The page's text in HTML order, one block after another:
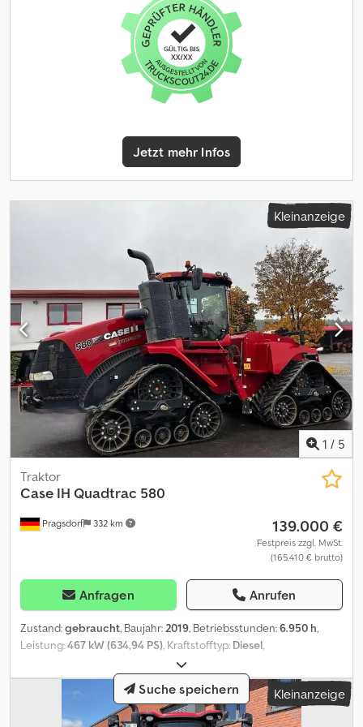
450 NX? Contact BIG Machinery for more information, inspection
details, or a quotation. We deliver worldwide and can arrange
complete export documentation and transport from our
headquarters in the Netherlands. Why Choose BIG Machinery? At
BIG Machinery, you benefit from over 30 years of experience in
the trade of new and used machines. With our headquarters in
expertise in sea transport, we ensure reliable and fast delivery
worldwide. We offer competitive market prices, carefully selected
machine quality, and the assurance of a long-term partnership.
efficient support from start to finish. Quality, speed, and reliability
– Buy BIG! = Weitere Informationen = Leergewicht: 2.900 kg
Jetzt mehr Infos
Kleinanzeige
1 / 5
Pragsdorf 332 km
Traktor
Case IH Quadtrac 580
139.000 €
Festpreis zzgl. MwSt.
(165.410 € brutto)
Anfragen Anrufen
Zustand:gebraucht, Baujahr:2019, Betriebsstunden:6.950 h,
Leistung:467 kW (634,94 PS), Kraftstofftyp: Diesel,
, Hinterreifengröße:
Kette, Ausstattung:Allradantrieb, Bordcomputer,
Druckluftbremse, Kabine, Klimaanlage, Zusatzscheinwerfer,
Bereifung (v):Kette, Bereifung (h):Kette, Betriebsstunden:6950,
Kleinanzeige
Suche speichern